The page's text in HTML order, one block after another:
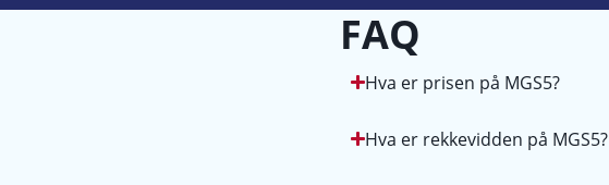
FAQ
Hva er prisen på MGS5?
Hva er rekkevidden på MGS5?